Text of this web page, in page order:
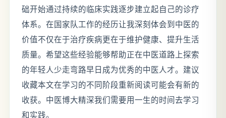
础开始通过持续的临床实践逐步建立起自己的诊疗
体系。在国家队工作的经历让我深刻体会到中医的
价值不仅在于治疗疾病更在于维护健康、提升生活
质量。希望这些经验能够帮助正在中医道路上探索
的年轻人少走弯路早日成为优秀的中医人才。建议
收藏本文在学习的不同阶段重新阅读可能会有新的
收获。中医博大精深我们需要用一生的时间去学习
和实践。